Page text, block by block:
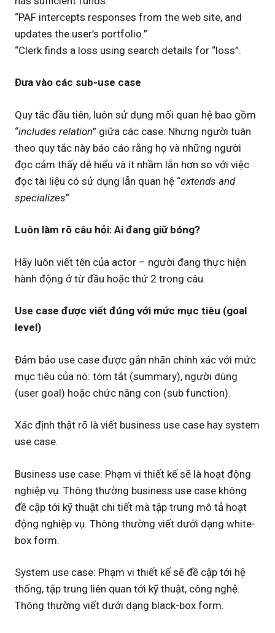
“PAF intercepts responses from the web site, and
updates the user’s portfolio.”
“Clerk finds a loss using search details for “loss”.
Đưa vào các sub-use case
Quy tắc đầu tiên, luôn sử dụng mối quan hệ bao gồm
“includes relation” giữa các case. Nhưng người tuân
theo quy tắc này báo cáo rằng họ và những người
đọc cảm thấy dễ hiểu và ít nhầm lẫn hơn so với việc
đọc tài liệu có sử dụng lẫn quan hệ “extends and
specializes”
Luôn làm rõ câu hỏi: Ai đang giữ bóng?
Hãy luôn viết tên của actor – người đang thực hiện
hành động ở từ đầu hoặc thứ 2 trong câu.
Use case được viết đúng với mức mục tiêu (goal
level)
Đảm bảo use case được gắn nhãn chính xác với mức
mục tiêu của nó: tóm tắt (summary), người dùng
(user goal) hoặc chức năng con (sub function).
Xác định thật rõ là viết business use case hay system
use case.
Business use case: Phạm vi thiết kế sẽ là hoạt động
nghiệp vụ. Thông thường business use case không
đề cập tới kỹ thuật chi tiết mà tập trung mô tả hoạt
động nghiệp vụ. Thông thường viết dưới dạng white-
box form.
System use case: Phạm vi thiết kế sẽ đề cập tới hệ
thống, tập trung liên quan tới kỹ thuật, công nghệ.
Thông thường viết dưới dạng black-box form.